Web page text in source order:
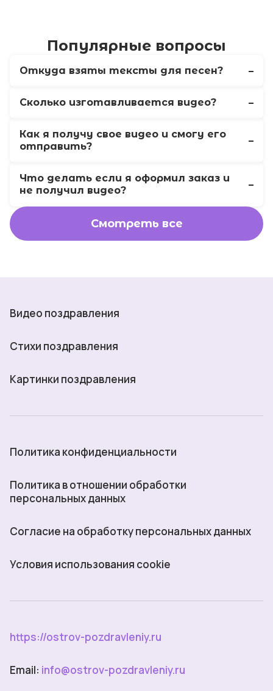
Популярные вопросы
Откуда взяты тексты для песен?
Сколько изготавливается видео?
Как я получу свое видео и смогу его
отправить?
Что делать если я оформил заказ и
не получил видео?
Смотреть все
Видео поздравления
Стихи поздравления
Картинки поздравления
Политика конфиденциальности
Политика в отношении обработки
персональных данных
Согласие на обработку персональных данных
Условия использования cookie
https://ostrov-pozdravleniy.ru
Email: info@ostrov-pozdravleniy.ru